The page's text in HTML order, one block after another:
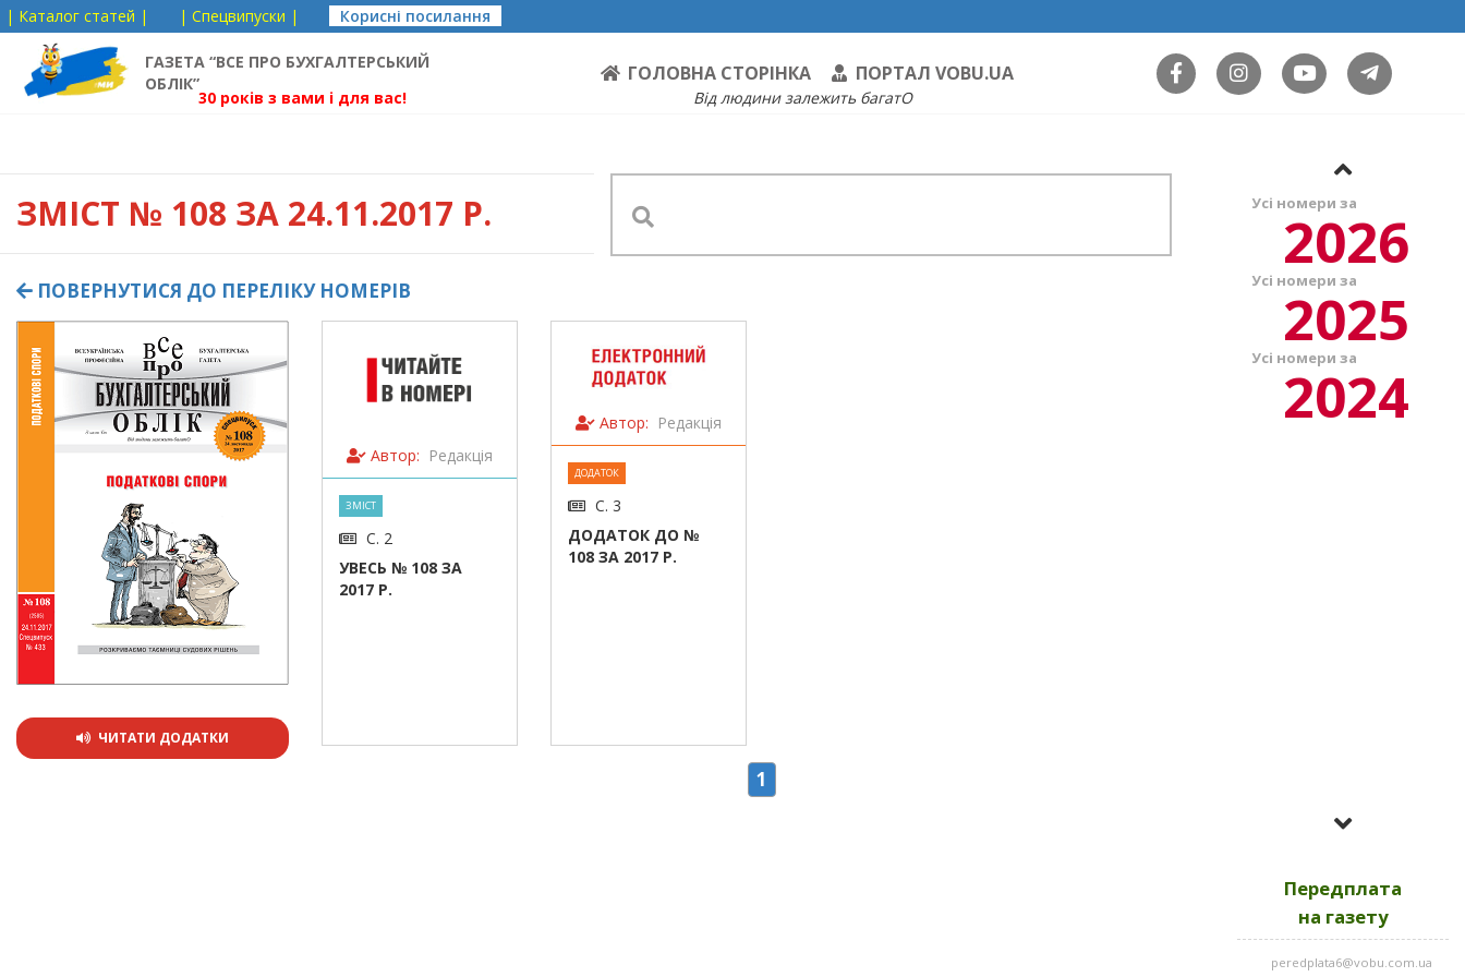
| Каталог статей | | Спецвипуски | Корисні посилання
ГАЗЕТА “ВСЕ ПРО БУХГАЛТЕРСЬКИЙ
ОБЛІК”
ГОЛОВНА СТОРІНКА ПОРТАЛ VOBU.UA
30 років з вами і для вас! Від людини залежить багатО
ЗМІСТ № 108 ЗА 24.11.2017 Р.
ПОВЕРНУТИСЯ ДО ПЕРЕЛІКУ НОМЕРІВ
ЧИТАТИ ДОДАТКИ
1
Автор: Редакція
ЗМІСТ
С. 2
УВЕСЬ № 108 ЗА
2017 Р.
Автор: Редакція
ДОДАТОК
С. 3
ДОДАТОК ДО №
108 ЗА 2017 Р.
Усі номери за
2026
Усі номери за
2025
Усі номери за
2024
2023
Усі номери за
2022
Усі номери за
Передплата
на газету
peredplata6@vobu.com.ua